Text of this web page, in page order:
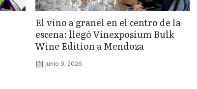
El vino a granel en el centro de la
escena: llegó Vinexposium Bulk
Wine Edition a Mendoza
junio 9, 2026